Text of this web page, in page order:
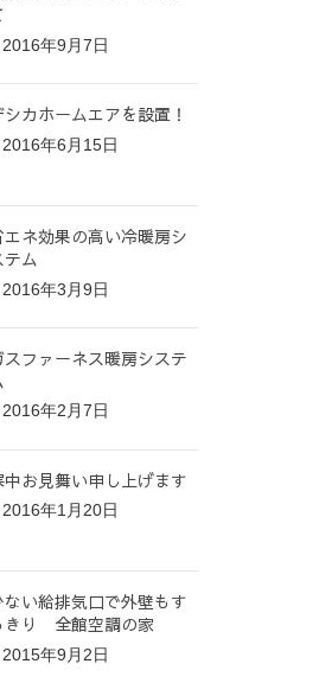
2016年9月7日
シカホームエアを設置！
2016年6月15日
エネ効果の高い冷暖房シ
テム
2016年3月9日
スファーネス暖房システ
2016年2月7日
中お見舞い申し上げます
2016年1月20日
ない給排気口で外壁もす
きり 全館空調の家
2015年9月2日